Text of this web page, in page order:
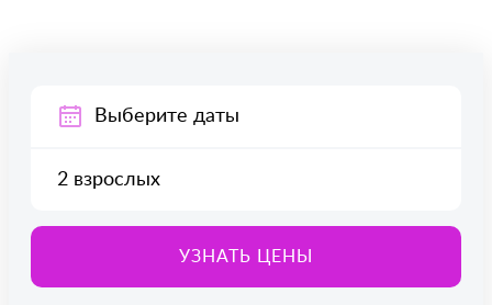
Выберите даты
2 взрослых
УЗНАТЬ ЦЕНЫ